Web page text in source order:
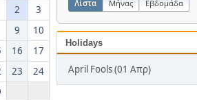
2
3
9
10
16
17
23
24
Λίστα Μήνας Εβδομάδα
Holidays
April Fools (01 Απρ)